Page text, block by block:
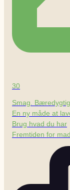
30
Smag.
En ny måde at
Brug hvad du har
Fremtiden for